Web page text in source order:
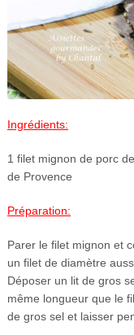
Ingrédients:
1 filet mignon de porc
de Provence
Préparation:
Parer le filet mignon et
un filet de diamètre
Déposer un lit de gros
même longueur que le
de gros sel et laisser